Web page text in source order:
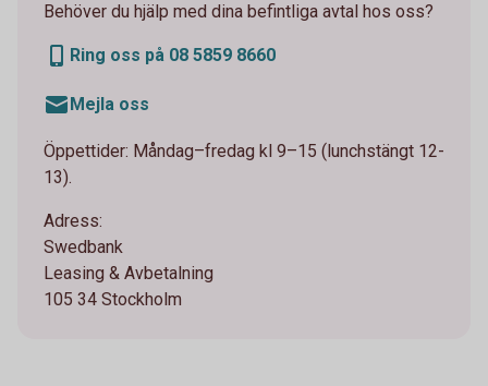
Behöver du hjälp med dina befintliga avtal hos oss?
Ring oss på 08 5859 8660
Mejla oss
Öppettider: Måndag–fredag kl 9–15 (lunchstängt 12-
13).
Adress:
Swedbank
Leasing & Avbetalning
105 34 Stockholm